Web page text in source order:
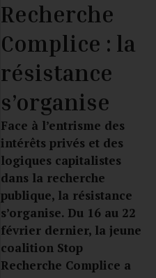
Recherche
Complice : la
résistance
s’organise
Face à l’entrisme des
intérêts privés et des
logiques capitalistes
dans la recherche
publique, la résistance
s’organise. Du 16 au 22
février dernier, la jeune
coalition Stop
Recherche Complice a